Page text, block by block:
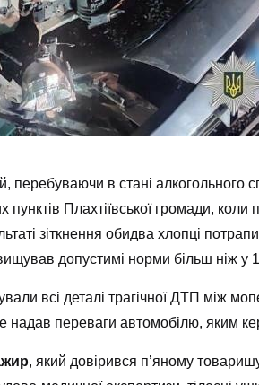
перебуваючи в стані алкогольного
пунктів Плахтіївської громади,
зіткнення обидва хлопці
допустимі норми більш ніж у
всі деталі трагічної ДТП між
надав переваги автомобілю, яким
, який довірився п’яному